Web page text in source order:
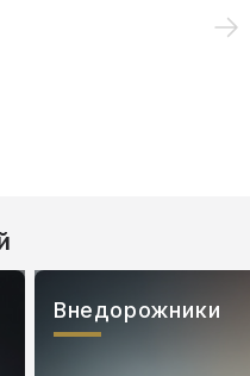
Внедорожники